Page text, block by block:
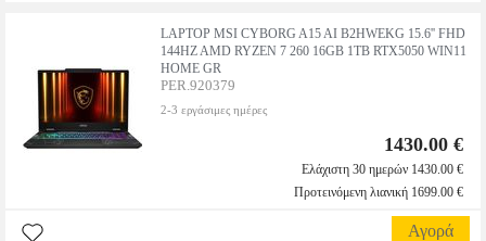
LAPTOP MSI CYBORG A15 AI B2HWEKG 15.6'' FHD
144HZ AMD RYZEN 7 260 16GB 1TB RTX5050 WIN11
HOME GR
PER.920379
2-3 εργάσιμες ημέρες
1430.00 €
Ελάχιστη 30 ημερών 1430.00 €
Προτεινόμενη λιανική 1699.00 €
Αγορά